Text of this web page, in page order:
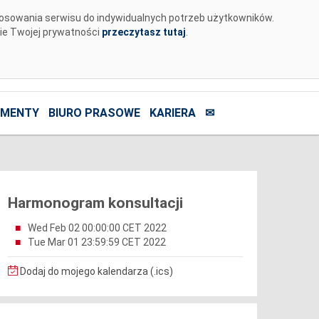
serwisu do indywidualnych potrzeb użytkowników.
Twojej prywatności przeczytasz tutaj
BIURO PRASOWE KARIERA ✉
Harmonogram konsultacji
Wed Feb 02 00:00:00 CET 2022
Tue Mar 01 23:59:59 CET 2022
Dodaj do mojego kalendarza (.ics)